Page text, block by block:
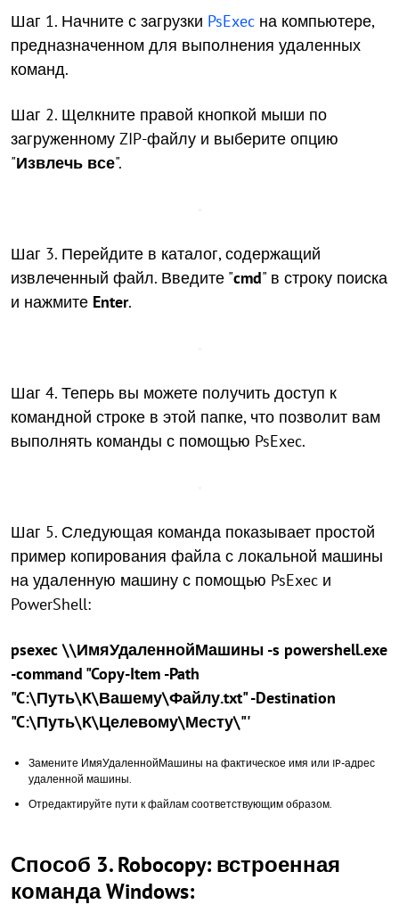
Шаг 1. Начните с загрузки PsExec на компьютере,
предназначенном для выполнения удаленных
команд.
Шаг 2. Щелкните правой кнопкой мыши по
загруженному ZIP-файлу и выберите опцию
"Извлечь все".
Шаг 3. Перейдите в каталог, содержащий
извлеченный файл. Введите "cmd" в строку поиска
и нажмите Enter.
Шаг 4. Теперь вы можете получить доступ к
командной строке в этой папке, что позволит вам
выполнять команды с помощью PsExec.
Шаг 5. Следующая команда показывает простой
пример копирования файла с локальной машины
на удаленную машину с помощью PsExec и
PowerShell:
psexec \\ИмяУдаленнойМашины -s powershell.exe
-command "Copy-Item -Path
"C:\Путь\К\Вашему\Файлу.txt" -Destination
"C:\Путь\К\Целевому\Месту\"'
Замените ИмяУдаленнойМашины на фактическое имя или IP-адрес
удаленной машины.
Отредактируйте пути к файлам соответствующим образом.
Способ 3. Robocopy: встроенная
команда Windows: